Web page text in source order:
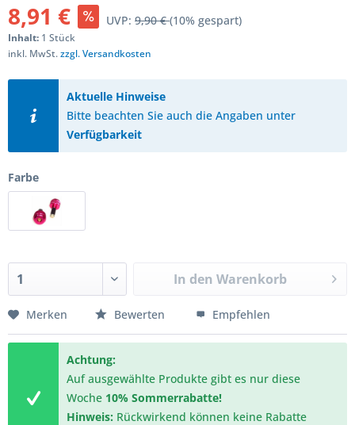
8,91 € UVP: 9,90 €(10% gespart)
Inhalt: 1 Stück
inkl. MwSt.zzgl. Versandkosten
Aktuelle Hinweise
Bitte beachten Sie auch die Angaben unter
Verfügbarkeit
Farbe
In den Warenkorb
Merken Bewerten Empfehlen
Achtung:
Auf ausgewählte Produkte gibt es nur diese
Woche 10% Sommerrabatte!
Hinweis: Rückwirkend können keine Rabatte